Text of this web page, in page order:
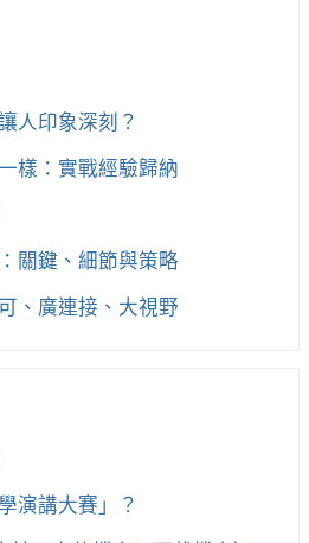
人印象深刻？
樣：實戰經驗歸納
關鍵、細節與策略
、廣連接、大視野
演講大賽」？